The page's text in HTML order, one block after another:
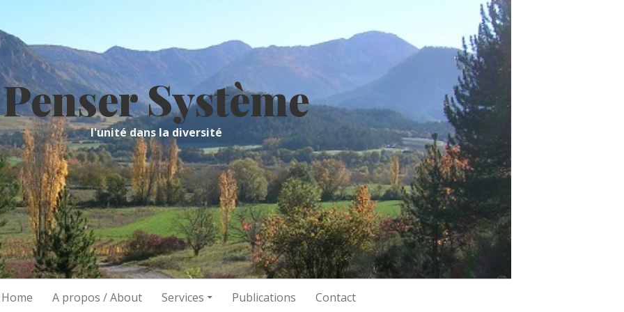
Penser Système
l'unité dans la diversité
A propos / About Services Publications Contact